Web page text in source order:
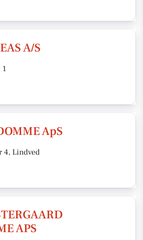
A/S
1
ApS
4, Lindved
APS